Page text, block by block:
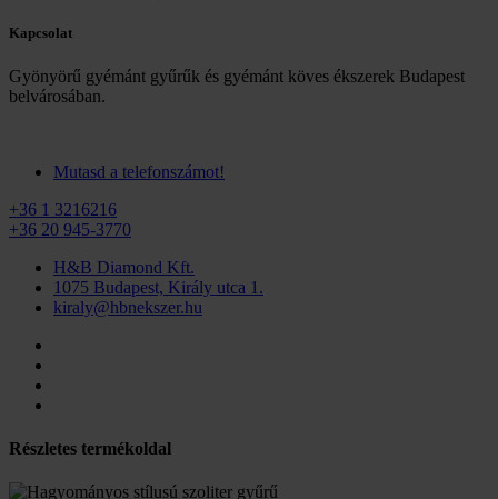
Kapcsolat
Gyönyörű gyémánt gyűrűk és gyémánt köves ékszerek Budapest
belvárosában.
Mutasd a telefonszámot!
+36 1 3216216
+36 20 945-3770
H&B Diamond Kft.
1075 Budapest, Király utca 1.
kiraly@hbnekszer.hu
Részletes termékoldal